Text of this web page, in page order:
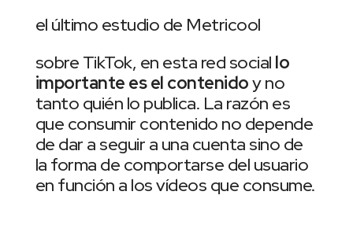
el último estudio de Metricool
sobre TikTok, en esta red social lo
importante es el contenidoy no
tanto quién lo publica. La razón es
que consumir contenido no depende
de dar a seguir a una cuenta sino de
la forma de comportarse del usuario
en función a los vídeos que consume.